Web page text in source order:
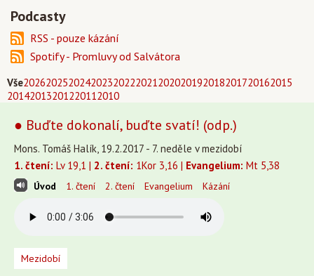
Vše202620252024202320222021202020192018201720162015
20142013201220112010
● Buďte dokonalí, buďte svatí! (odp.)
Mons. Tomáš Halík, 19.2.2017 - 7. neděle v mezidobí
1. čtení: Lv 19,1 | 2. čtení: 1Kor 3,16 | Evangelium: Mt 5,38
Úvod 1. čtení 2. čtení Evangelium Kázání
Mezidobí
Podcasty
RSS - pouze kázání
Spotify - Promluvy od Salvátora